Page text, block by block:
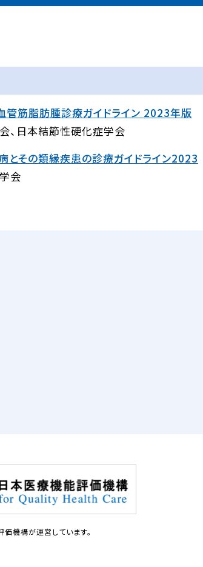
管筋脂肪腫診療ガイドライン 2023年版
、日本結節性硬化症学会
とその類縁疾患の診療ガイドライン2023
会
機構が運営しています。